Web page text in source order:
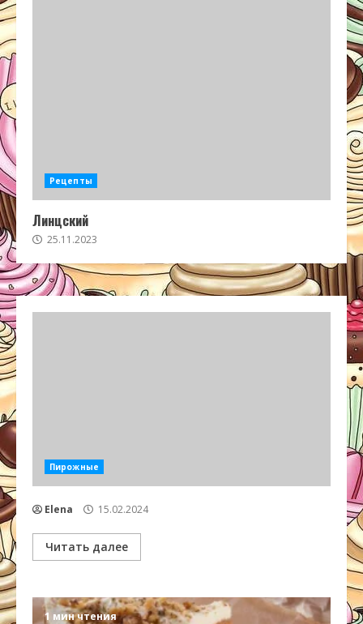
Рецепты
Линцский
25.11.2023
Пирожные
Elena 15.02.2024
Читать далее
1 мин чтения